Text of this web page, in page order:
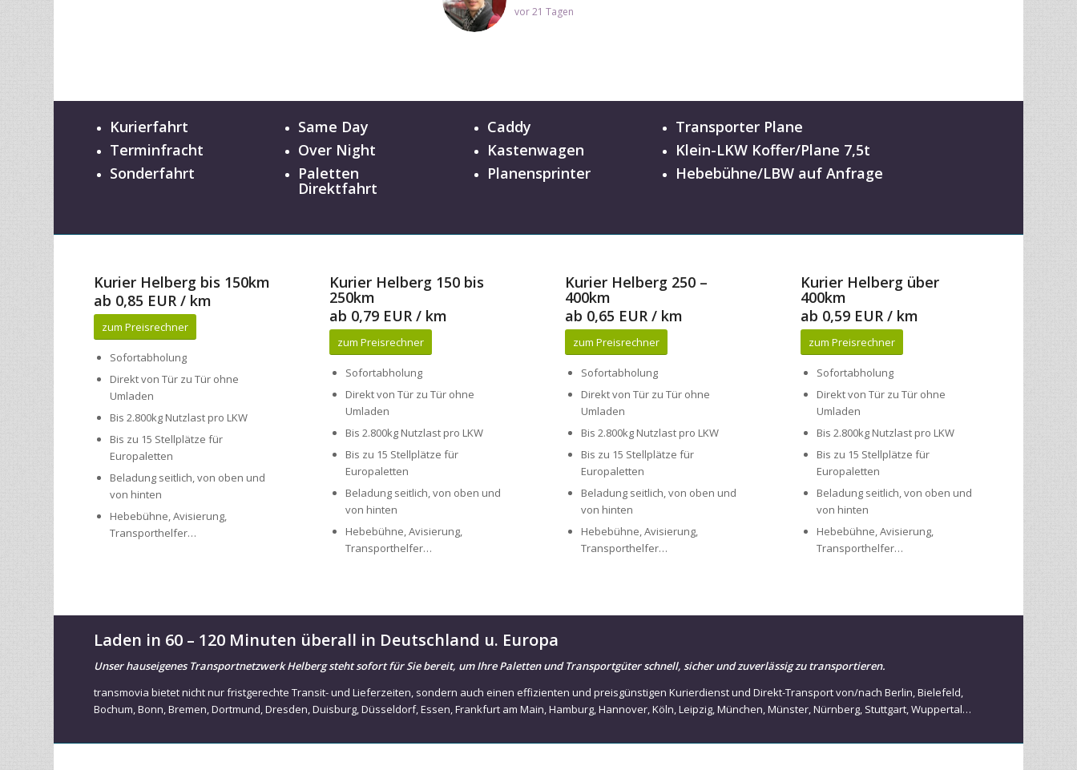
Terminfracht
Sonderfahrt
Over Night
Paletten
Direktfahrt
Kastenwagen
Planensprinter
Klein-LKW Koffer/Plane 7,5t
Hebebühne/LBW auf Anfrage
Kurier Helberg bis 150km
zum Preisrechner
Sofortabholung
Direkt von Tür zu Tür ohne
Umladen
Bis 2.800kg Nutzlast pro LKW
Bis zu 15 Stellplätze für
Europaletten
Beladung seitlich, von oben und
von hinten
Hebebühne, Avisierung,
Transporthelfer…
Kurier Helberg 150 bis
ab 0,79 EUR / km
zum Preisrechner
Sofortabholung
Direkt von Tür zu Tür ohne
Umladen
Bis 2.800kg Nutzlast pro LKW
Bis zu 15 Stellplätze für
Europaletten
Beladung seitlich, von oben und
von hinten
Hebebühne, Avisierung,
Transporthelfer…
Kurier Helberg 250 –
ab 0,65 EUR / km
zum Preisrechner
Sofortabholung
Direkt von Tür zu Tür ohne
Umladen
Bis 2.800kg Nutzlast pro LKW
Bis zu 15 Stellplätze für
Europaletten
Beladung seitlich, von oben und
von hinten
Hebebühne, Avisierung,
Transporthelfer…
Kurier Helberg über
ab 0,59 EUR / km
zum Preisrechner
Sofortabholung
Direkt von Tür zu Tür ohne
Umladen
Bis 2.800kg Nutzlast pro LKW
Bis zu 15 Stellplätze für
Europaletten
Beladung seitlich, von oben und
von hinten
Hebebühne, Avisierung,
Transporthelfer…
transmovia bietet nicht nur fristgerechte Transit- und Lieferzeiten, sondern auch einen effizienten und preisgünstigen Kurierdienst und Direkt-Transport von/nach
Bochum,Bonn,Bremen,Dortmund,Dresden,Duisburg,Düsseldorf,Essen, Frankfurt am Main,Hamburg,Hannover,Köln,Leipzig,München,Münster,Nürnberg,Stuttgart
TRANSPORTPREISE & SPEDITIONSKOSTEN SCHNELL UND EINFACH